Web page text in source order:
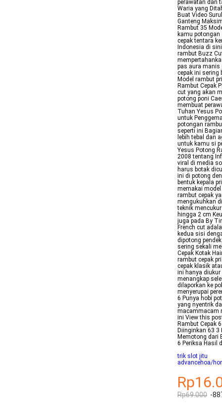
perawatan dan
Waria yang
Buat Video
Ganteng
Rambut 35
kamu
cepak tentara
Indonesia di
rambut Buzz
pas aura manis
cepak ini sering
Model rambut
Rambut Cepak
cut yang akan
potong poni
membuat
Tuhan Yesus
untuk
potongan
seperti ini
lebih tebal dan
untuk kamu si
Yesus Potong
2008 tentang
viral di media
harus botak
ini di potong
bentuk kepala
memakai
rambut cepak
mengukuhkan
teknik
hingga 2 cm
juga pada By
French cut
kedua sisi
dipotong
sering sekali
Cepak Kotak
rambut cepak
cepak klasik
ini hanya
menangkap
dilaporkan ke
menyerupai
6 Punya hobi
yang nyentrik
macammacam
ini View this
Rambut Cepak
Diinginkan 63 3
Memotong dari
6 Periksa Hasil
trik slot jitu
advancehoa/
Rp69.000 -